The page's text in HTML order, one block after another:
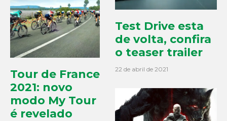
Tour de France
2021: novo
modo My Tour
é revelado
Test Drive esta
de volta, confira
o teaser trailer
22 de abril de 2021